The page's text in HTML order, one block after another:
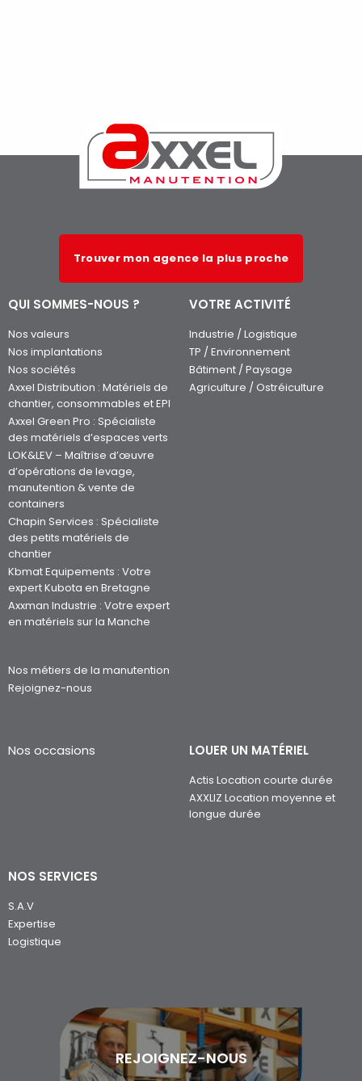
Trouver mon agence la plus proche
QUI SOMMES-NOUS ?
Nos valeurs
Nos implantations
Nos sociétés
Axxel Distribution : Matériels de
chantier, consommables et EPI
Axxel Green Pro : Spécialiste
des matériels d’espaces verts
LOK&LEV – Maîtrise d’œuvre
d’opérations de levage,
manutention & vente de
containers
Chapin Services : Spécialiste
des petits matériels de
chantier
Kbmat Equipements : Votre
expert Kubota en Bretagne
Axxman Industrie : Votre expert
en matériels sur la Manche
Nos métiers de la manutention
Rejoignez-nous
VOTRE ACTIVITÉ
Industrie / Logistique
TP / Environnement
Bâtiment / Paysage
Agriculture / Ostréiculture
Nos occasions LOUER UN MATÉRIEL
Actis Location courte durée
AXXLIZ Location moyenne et
longue durée
NOS SERVICES
S.A.V
Expertise
Logistique
REJOIGNEZ-NOUS